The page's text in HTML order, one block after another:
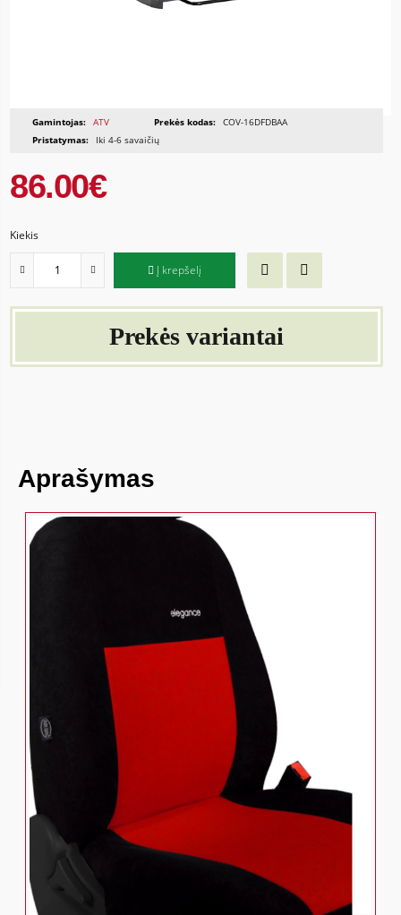
Gamintojas: ATV Prekės kodas: COV-16DFDBAA
Pristatymas:
Iki 4-6 savaičių
86.00€
Kiekis
Į krepšelį
Prekės variantai
Aprašymas